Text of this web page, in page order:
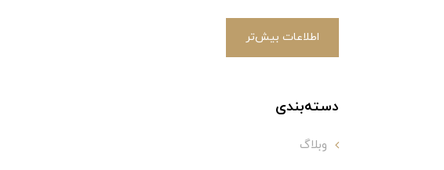
اطلاعات بیش‌تر
دسته‌بندی
وبلاگ